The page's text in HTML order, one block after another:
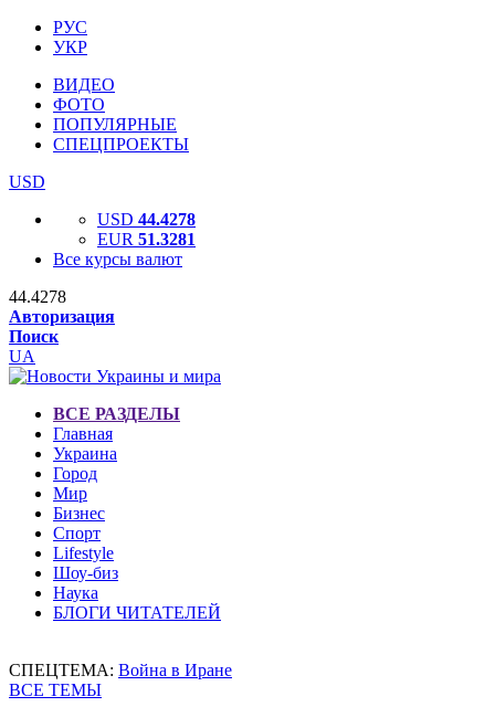
РУС
УКР
ВИДЕО
ФОТО
ПОПУЛЯРНЫЕ
СПЕЦПРОЕКТЫ
USD
USD 44.4278
EUR 51.3281
Все курсы валют
44.4278
Авторизация
Поиск
UA
ВСЕ РАЗДЕЛЫ
Главная
Украина
Город
Мир
Бизнес
Спорт
Lifestyle
Шоу-биз
Наука
БЛОГИ ЧИТАТЕЛЕЙ
СПЕЦТЕМА: Война в Иране
ВСЕ ТЕМЫ